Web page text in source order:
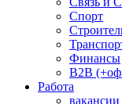
Спорт
Финансы
B2B
Работа
вакансии